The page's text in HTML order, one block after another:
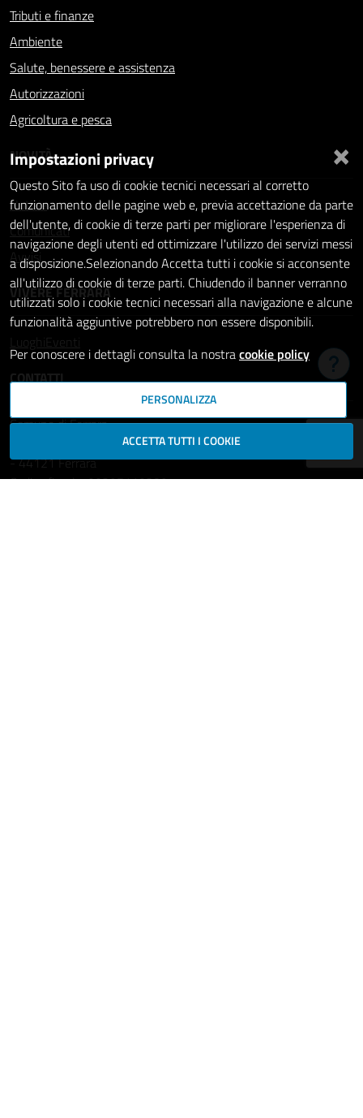
Tributi e finanze
Ambiente
Salute, benessere e assistenza
Autorizzazioni
Agricoltura e pesca
NOVITÀ
Notizie
Comunicati
Avvisi
VIVERE FERRARA
Luoghi
Eventi
CONTATTI
Comune di Ferrara
Piazza del Municipio, 2
- 44121 Ferrara
Codice fiscale: 00297110389
×
Impostazioni privacy
Questo Sito fa uso di cookie tecnici necessari al corretto
funzionamento delle pagine web e, previa accettazione da parte
dell'utente, di cookie di terze parti per migliorare l'esperienza di
navigazione degli utenti ed ottimizzare l'utilizzo dei servizi messi
a disposizione.Selezionando Accetta tutti i cookie si acconsente
all'utilizzo di cookie di terze parti. Chiudendo il banner verranno
utilizzati solo i cookie tecnici necessari alla navigazione e alcune
funzionalità aggiuntive potrebbero non essere disponibili.
Per conoscere i dettagli consulta la nostracookie policy
PERSONALIZZA
ACCETTA TUTTI I COOKIE
Hai